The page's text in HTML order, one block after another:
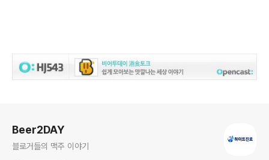
Beer2DAY
블로거들의 맥주 이야기